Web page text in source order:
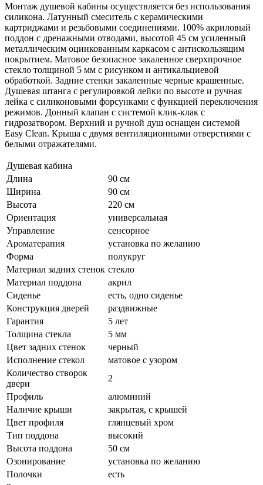
Монтаж душевой кабины осуществляется без использования
силикона. Латунный смеситель с керамическими
картриджами и резьбовыми соединениями. 100% акриловый
поддон с дренажными отводами, высотой 45 см усиленный
металлическим оцинкованным каркасом с антискользящим
покрытием. Матовое безопасное закаленное сверхпрочное
стекло толщиной 5 мм с рисунком и антикальциевой
обработкой. Задние стенки закаленные черные крашенные.
Душевая штанга с регулировкой лейки по высоте и ручная
лейка с силиконовыми форсунками с функцией переключения
режимов. Донный клапан с системой клик-клак с
гидрозатвором. Верхний и ручной душ оснащен системой
Easy Clean. Крыша с двумя вентиляционными отверстиями с
белыми отражателями.
Душевая кабина
Длина
90 см
Ширина
90 см
Высота
220 см
Ориентация
универсальная
Управление
сенсорное
Ароматерапия
установка по желанию
Форма
полукруг
Материал задних стенок стекло
Материал поддона
акрил
Сиденье
есть, одно сиденье
Конструкция дверей
раздвижные
Гарантия
5 лет
Толщина стекла
5 мм
Цвет задних стенок
черный
Исполнение стекол
матовое с узором
Количество створок
двери
2
Профиль
алюминий
Наличие крыши
закрытая, с крышей
Цвет профиля
глянцевый хром
Тип поддона
высокий
Высота поддона
50 см
Озонирование
установка по желанию
Полочки
есть